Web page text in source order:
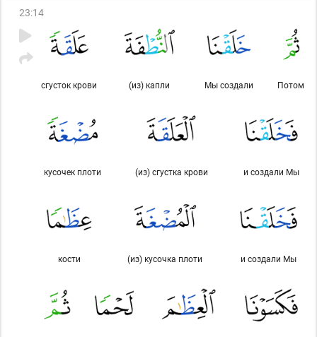
23:14
Потом
Мы создали
(из) капли
сгусток крови
и создали Мы
(из) сгустка крови
кусочек плоти
и создали Мы
(из) кусочка плоти
кости